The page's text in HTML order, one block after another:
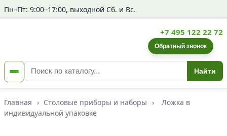
Пн–Пт: 9:00–17:00, выходной Сб. и Вс.
Найти
+7 495 122 22 72
Обратный звонок
Главная › Столовые приборы и наборы ›
Ложка в
индивидуальной упаковке